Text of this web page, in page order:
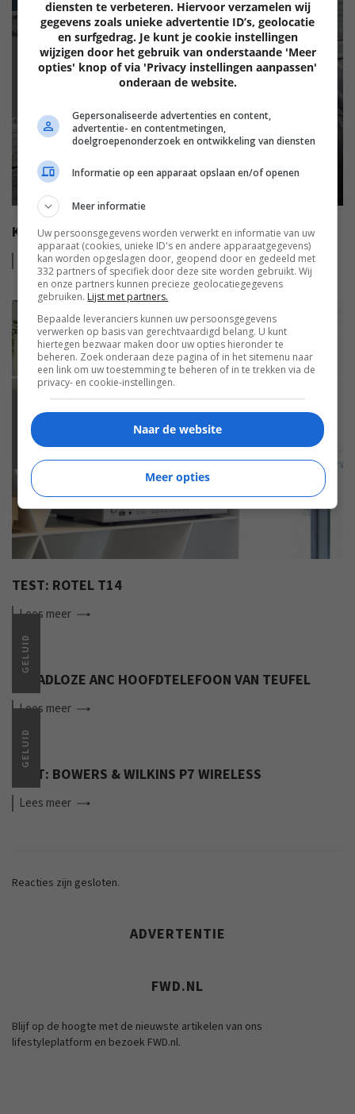
KOOPGIDS: HOOFDTELEFOONS
Leesmeer
GELUID
TEST: ROTEL T14
Lees meer
GELUID
DRAADLOZE ANC HOOFDTELEFOON VAN TEUFEL
Lees meer
GELUID
TEST: BOWERS & WILKINS P7 WIRELESS
Lees meer
Reacties zijn gesloten.
ADVERTENTIE
FWD.NL
Blijf op de hoogte met de nieuwste artikelen van ons
lifestyleplatform en bezoek FWD.nl.
diensten te verbeteren. Hiervoor verzamelen wij
gegevens zoals unieke advertentie ID’s, geolocatie
en surfgedrag. Je kunt je cookie instellingen
wijzigen door het gebruik van onderstaande 'Meer
opties' knop of via 'Privacy instellingen aanpassen'
onderaan de website.
Gepersonaliseerde advertenties en content,
advertentie- en contentmetingen,
doelgroepenonderzoek en ontwikkeling van diensten
Informatie op een apparaat opslaan en/of openen
Meer informatie
Uw persoonsgegevens worden verwerkt en informatie van uw
apparaat (cookies, unieke ID's en andere apparaatgegevens)
kan worden opgeslagen door, geopend door en gedeeld met
332 partners of specifiek door deze site worden gebruikt. Wij
en onze partners kunnen precieze geolocatiegegevens
gebruiken. Lijst met partners.
Bepaalde leveranciers kunnen uw persoonsgegevens
verwerken op basis van gerechtvaardigd belang. U kunt
hiertegen bezwaar maken door uw opties hieronder te
beheren. Zoek onderaan deze pagina of in het sitemenu naar
een link om uw toestemming te beheren of in te trekken via de
privacy- en cookie-instellingen.
Naar de website
Meer opties